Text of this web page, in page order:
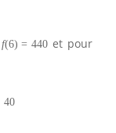
f(6) = 440 et pour
40